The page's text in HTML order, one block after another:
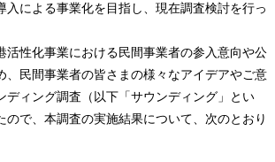
入による事業化を目指し、現在調査検討を行っ
性化事業における民間事業者の参入意向や公
、民間事業者の皆さまの様々なアイデアやご意
ディング調査（以下「サウンディング」とい
ので、本調査の実施結果について、次のとおり